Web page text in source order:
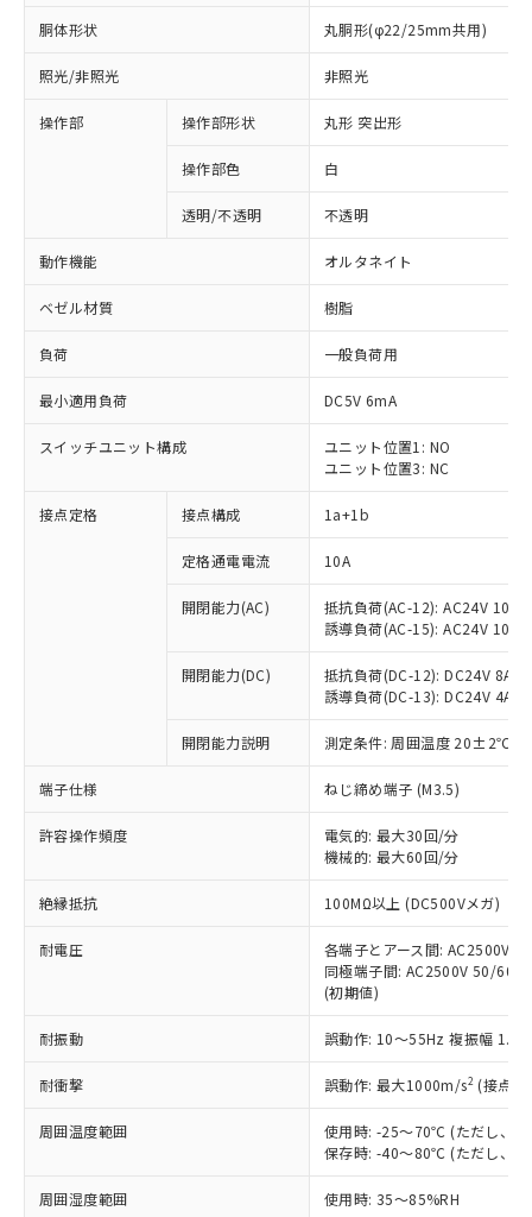
胴体形状 丸胴形(φ22/25mm共用)
照光/非照光 非照光
操作部 操作部形状 丸形 突出形
操作部色 白
透明/不透明 不透明
動作機能 オルタネイト
ベゼル材質 樹脂
負荷 一般負荷用
最小適用負荷 DC5V 6mA
スイッチユニット構成
ユニット位置1: NO
ユニット位置3: NC
接点定格 接点構成 1a+1b
定格通電電流 10A
開閉能力(AC)
抵抗負荷(AC-12): AC24V 10A/
誘導負荷(AC-15): AC24V
開閉能力(DC)
抵抗負荷(DC-12): DC24V 8A/
誘導負荷(DC-13): DC24V 4A/
開閉能力説明 測定条件: 周囲温度 20±2℃、
端子仕様 ねじ締め端子 (M3.5)
許容操作頻度
電気的: 最大30回/分
機械的: 最大60回/分
絶縁抵抗 100MΩ以上 (DC500Vメガ)
耐電圧
各端子とアース間: AC2500V
同極端子間: AC2500V 50/
(初期値)
耐振動 誤動作: 10～55Hz 複振幅
耐衝撃 誤動作: 最大1000m/s2 (接点
周囲温度範囲
使用時: -25～70℃ (ただし、氷
保存時: -40～80℃ (ただし、氷
周囲湿度範囲 使用時: 35～85%RH
ご利用条件
以下の条件をお読みいただき、同意のうえ
本サービスは、当社制御機器事業取扱
商品の当社在庫状況および標準価格
(税抜)を提供させていただくもので
当社制御機器事業取扱商品の中には、
ことをご了承ください。
在庫状況および標準価格照会結果は、
記載している更新日時点での社内デー
タに基づき作成されるものであり、閲
覧された時点での実際の在庫および標
準価格とは異なる場合があることをご
対応済み：EU RoHS指令（10物質）の
非含有に対応した製品が提供可能な商品で
対応予定：EU RoHS指令（10物質）の非含
有に対応した製品に切り替える予定のある
対応予定なし：EU RoHS指令（10物質）の
非含有に非対応の商品で、対応品を出す予
定はありません。
調査・確認中：EU RoHS指令（10物質）の
非含有の対応状況を調査中または確認中の
非該当品：ライセンス料など無形物で、有
害物質有無と関係のない商品です。
仕入先様の事情により、非含有部品として
いたものが、含有品と判明した場合などや
むを得ず変更することがあります。
*EU RoHS指令（10物質）：
鉛(Pb) 1000ppm以下、 水銀(Hg) 1000ppm以下、 カド
六価クロム(Cr(Ⅵ)) 1000ppm以下、ポリ臭化ビフェニル
「○」：最大均質材料含有率が中国RoHSの
基準値以下であることを示します。
「×」：最大均質材料含有率が中国RoHSの
基準値を超えていることを示します。
「－」：未確認です。当社販売部門へお問
*中国RoHS10物質の基準値 (GB/T26572)：
Pb(鉛) :1000ppm、 Hg(水銀) : 1000ppm、 Cd(カドミウ
ム) : 100ppm、
当社は、これら貴社製品のうち、外国
為替および外国貿易法に定める商品
（以下｢規制貨物等」という）を輸出
または国外への提供する場合は、日本
国政府の輸出許可(または役務取引許
可)を取得するなどの必要な手続きを